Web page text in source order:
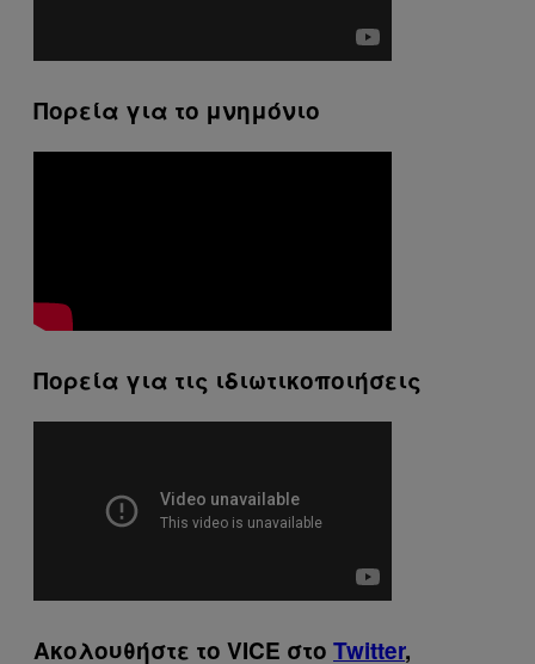
Πορεία για το μνημόνιο
Πορεία για τις ιδιωτικοποιήσεις
Ακολουθήστε το VICE στο Twitter,